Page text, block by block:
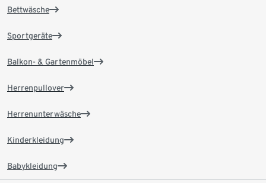
Bettwäsche
Sportgeräte
Balkon- & Gartenmöbel
Herrenpullover
Herrenunterwäsche
Kinderkleidung
Babykleidung